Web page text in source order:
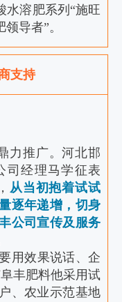
水溶肥系列“施旺
导者”。
支持
力推广。河北邯
司经理马学征表
从当初抱着试试
逐年递增，切身
公司宣传及服务
用效果说话、企
丰肥料他采用试
、农业示范基地